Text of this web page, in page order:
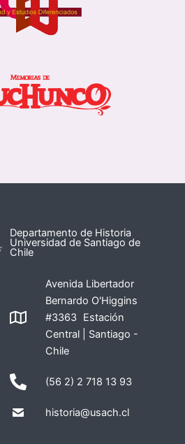
Departamento de Historia
Universidad de Santiago de
Chile
Avenida Libertador
Bernardo O'Higgins
#3363 Estación
Central | Santiago -
Chile
(56 2) 2 718 13 93
historia@usach.cl